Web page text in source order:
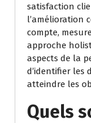
satisfaction
l’amélioration
compte,
approche
aspects de la
d’identifier les
atteindre les
Quels